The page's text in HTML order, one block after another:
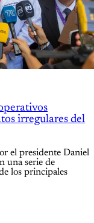
irregulares del
el presidente Daniel
una serie de
los principales